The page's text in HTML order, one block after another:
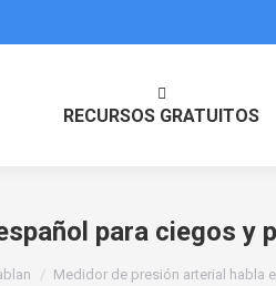
RECURSOS GRATUITOS
para ciegos y
Medidor de presión arterial habla